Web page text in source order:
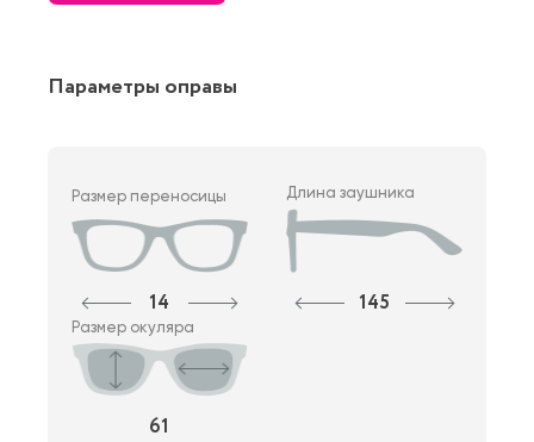
Параметры оправы
Размер переносицы
14
Длина заушника
145
Размер окуляра
61